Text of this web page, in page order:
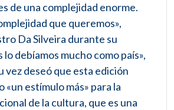
de una complejidad enorme.
que queremos»,
Da Silveira durante su
lo debíamos mucho como país»,
vez deseó que esta edición
«un estímulo más» para la
de la cultura, que es una